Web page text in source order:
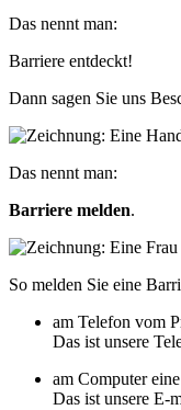
Das nennt man:
Barriere entdeckt!
Dann sagen Sie uns
Das nennt man:
Barriere melden.
So melden Sie eine
am Telefon vom
Das ist unsere
am Computer
Das ist unsere E-